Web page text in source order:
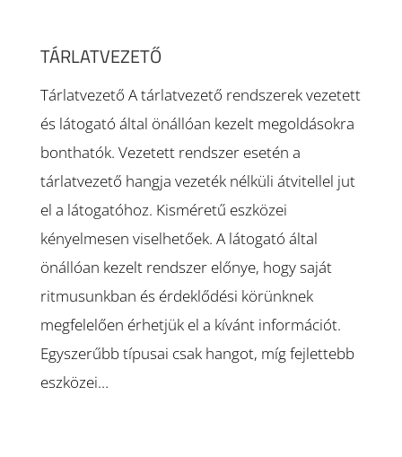
TÁRLATVEZETŐ
Tárlatvezető A tárlatvezető rendszerek vezetett
és látogató által önállóan kezelt megoldásokra
bonthatók. Vezetett rendszer esetén a
tárlatvezető hangja vezeték nélküli átvitellel jut
el a látogatóhoz. Kisméretű eszközei
kényelmesen viselhetőek. A látogató által
önállóan kezelt rendszer előnye, hogy saját
ritmusunkban és érdeklődési körünknek
megfelelően érhetjük el a kívánt információt.
Egyszerűbb típusai csak hangot, míg fejlettebb
eszközei…